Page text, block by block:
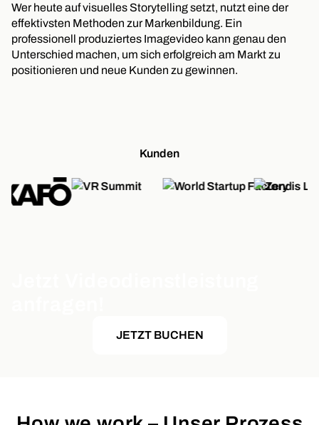
Wer heute auf visuelles Storytelling setzt, nutzt eine der
effektivsten Methoden zur Markenbildung. Ein
professionell produziertes Imagevideo kann genau den
Unterschied machen, um sich erfolgreich am Markt zu
positionieren und neue Kunden zu gewinnen.
Kunden
JETZT BUCHEN